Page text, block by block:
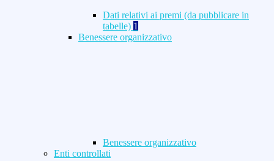
Dati relativi ai premi (da pubblicare in
tabelle) 1
Benessere organizzativo
Benessere organizzativo
Enti controllati